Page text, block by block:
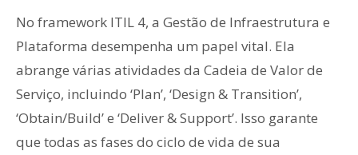
No framework ITIL 4, a Gestão de Infraestrutura e
Plataforma desempenha um papel vital. Ela
abrange várias atividades da Cadeia de Valor de
Serviço, incluindo ‘Plan’, ‘Design & Transition’,
‘Obtain/Build’ e ‘Deliver & Support’. Isso garante
que todas as fases do ciclo de vida de sua